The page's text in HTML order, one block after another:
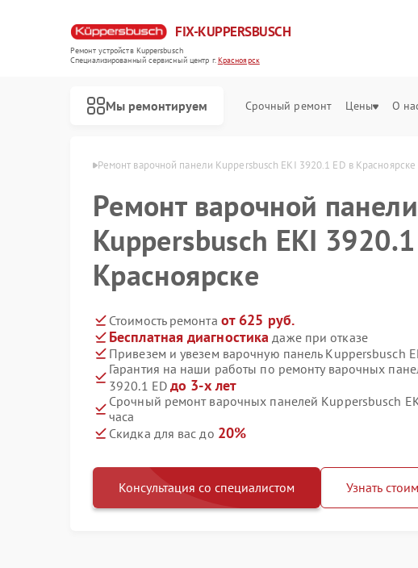
FIX-KUPPERSBUSCH
Ремонт устройств Kuppersbusch
Специализированный cервисный центр г.Красноярск
Мы ремонтируем Срочный ремонт Цены О
Ремонт варочной панели Kuppersbusch EKI 3920.1 ED в Красноярске
Ремонт варочной панели
Kuppersbusch EKI
Красноярске
Стоимость ремонта от 625 руб.
Бесплатная диагностика даже при отказе
Привезем и увезем варочную панель Kuppersbusch
Гарантия на наши работы по ремонту варочных
3920.1 ED до 3-х лет
Срочный ремонт варочных панелей Kuppersbusch
часа
Скидка для вас до 20%
Консультация со специалистом Узнать